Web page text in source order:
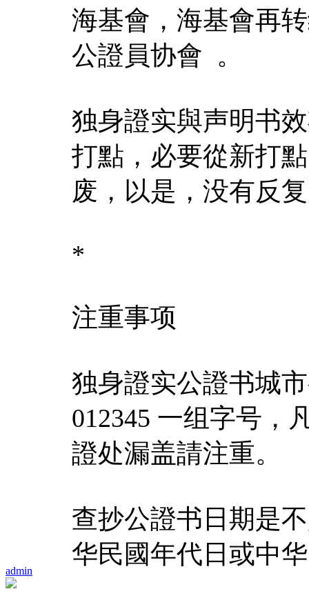
admin
海基會，海基會再
公證員协會 。
独身證实與声明书
打點，必要從新打
废，以是，没有反
*
注重事项
独身證实公證书城
012345 一组字号，
證处漏盖請注重。
查抄公證书日期是
华民國年代日或中